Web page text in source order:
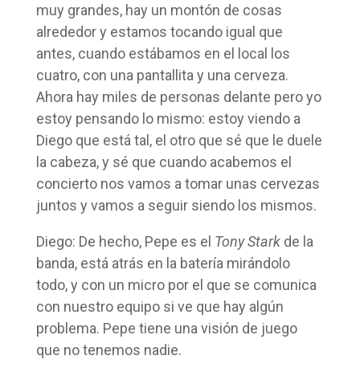
muy grandes, hay un montón de cosas
alrededor y estamos tocando igual que
antes, cuando estábamos en el local los
cuatro, con una pantallita y una cerveza.
Ahora hay miles de personas delante pero yo
estoy pensando lo mismo: estoy viendo a
Diego que está tal, el otro que sé que le duele
la cabeza, y sé que cuando acabemos el
concierto nos vamos a tomar unas cervezas
juntos y vamos a seguir siendo los mismos.
Diego: De hecho, Pepe es el Tony Starkde la
banda, está atrás en la batería mirándolo
todo, y con un micro por el que se comunica
con nuestro equipo si ve que hay algún
problema. Pepe tiene una visión de juego
que no tenemos nadie.